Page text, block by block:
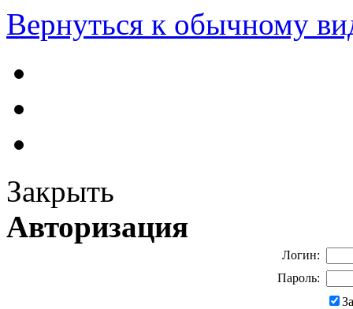
Вернуться к обычному
Закрыть
Авторизация
Логин:
Пароль: